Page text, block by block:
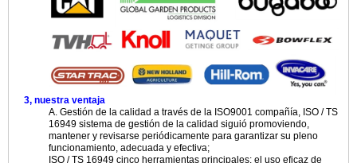
3, nuestra ventaja
A. Gestión de la calidad a través de la ISO9001 compañía, ISO / TS
16949 sistema de gestión de la calidad siguió promoviendo,
mantener y revisarse periódicamente para garantizar su pleno
funcionamiento, adecuada y efectiva;
ISO / TS 16949 cinco herramientas principales: el uso eficaz de